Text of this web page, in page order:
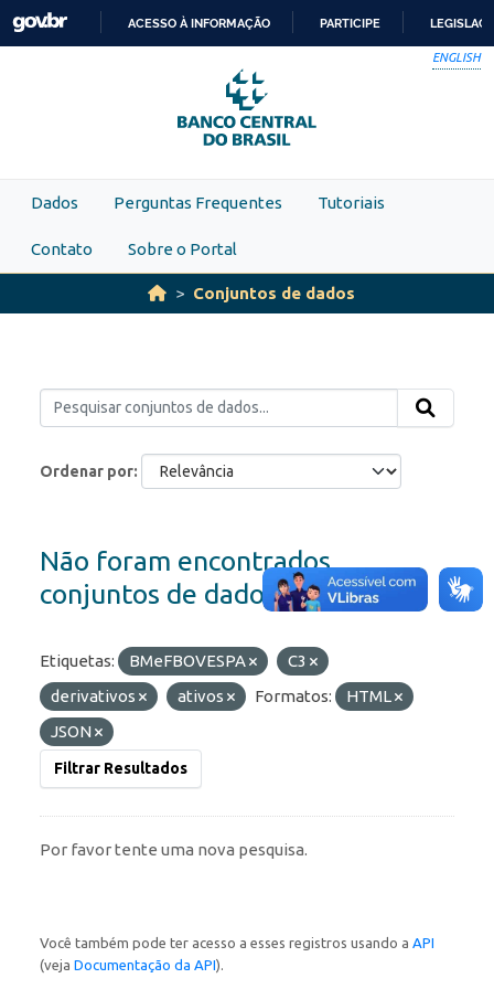
Skip to main content
PARA
O
CONTEÚDO
ACESSO À INFORMAÇÃO PARTICIPE
ENGLISH
Dados Perguntas Frequentes Tutoriais
Contato Sobre o Portal
Conjuntos de dados
Ordenar por
Não foram encontrados
conjuntos de dados
Etiquetas: BMeFBOVESPA
C3
derivativos
ativos Formatos:
HTML
JSON
Filtrar Resultados
Por favor tente uma nova pesquisa.
Você também pode ter acesso a esses registros usando a API
(veja Documentação da API).